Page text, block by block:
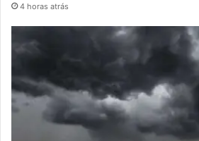
4 horas atrás